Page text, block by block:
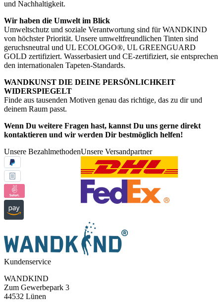
und Nachhaltigkeit.
Wir haben die Umwelt im Blick
Umweltschutz und soziale Verantwortung sind für WANDKIND
von höchster Priorität. Unsere umweltfreundlichen Tinten sind
geruchsneutral und UL ECOLOGO®, UL GREENGUARD
GOLD zertifiziert. Wasserbasiert und CE-zertifiziert, sie entsprechen
den internationalen Tapeten-Standards.
WANDKUNST DIE DEINE PERSÖNLICHKEIT
WIDERSPIEGELT
Finde aus tausenden Motiven genau das richtige, das zu dir und
deinem Raum passt.
Wenn Du weitere Fragen hast, kannst Du uns gerne direkt
kontaktieren und wir werden Dir bestmöglich helfen!
Unsere BezahlmethodenUnsere Versandpartner
Kundenservice
WANDKIND
Zum Gewerbepark 3
44532 Lünen